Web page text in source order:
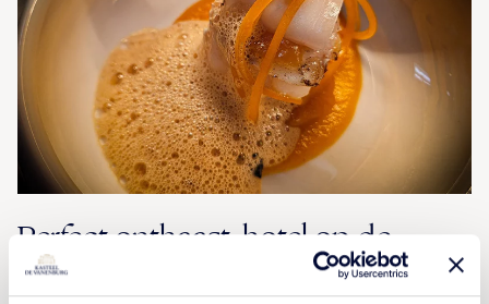
Perfect onthaast-hotel op de
Veluwe